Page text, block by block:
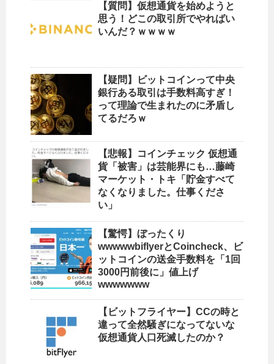
【質問】仮想通貨を始めようと
思う！どこの取引所でやればい
いんだ？ｗｗｗｗ
【疑問】ビットコインって中央
銀行ある取引は手数料高すぎ！
って理論で生まれたのに矛盾し
てるだろｗ
【悲報】コインチェック 仮想通
貨「被害」は芸能界にも…藤崎
マーケット・トキ「貯金すべて
なくなりました。仕事くださ
い」
【驚愕】ぼったくり
wwwwwbiflyerとCoincheck、ビ
ットコインの送金手数料を「1回
3000円前後に」値上げ
wwwwwww
【ビットフライヤー】CCの時と
違って全然騒ぎになってないな
仮想通貨人口死滅したのか？